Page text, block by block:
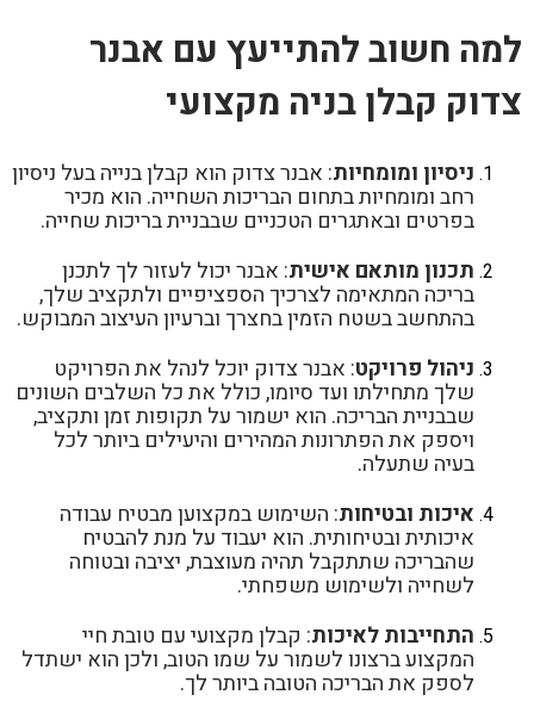
למה חשוב להתייעץ עם אבנר
צדוק קבלן בניה מקצועי
ניסיון ומומחיות: אבנר צדוק הוא קבלן בנייה בעל ניסיון
רחב ומומחיות בתחום הבריכות השחייה. הוא מכיר
בפרטים ובאתגרים הטכניים שבבניית בריכות שחייה.
תכנון מותאם אישית: אבנר יכול לעזור לך לתכנן
בריכה המתאימה לצרכיך הספציפיים ולתקציב שלך,
בהתחשב בשטח הזמין בחצרך וברעיון העיצוב המבוקש.
ניהול פרויקט: אבנר צדוק יוכל לנהל את הפרויקט
שלך מתחילתו ועד סיומו, כולל את כל השלבים השונים
שבבניית הבריכה. הוא ישמור על תקופות זמן ותקציב,
ויספק את הפתרונות המהירים והיעילים ביותר לכל
בעיה שתעלה.
איכות ובטיחות: השימוש במקצוען מבטיח עבודה
איכותית ובטיחותית. הוא יעבוד על מנת להבטיח
שהבריכה שתתקבל תהיה מעוצבת, יציבה ובטוחה
לשחייה ולשימוש משפחתי.
התחייבות לאיכות: קבלן מקצועי עם טובת חיי
המקצוע ברצונו לשמור על שמו הטוב, ולכן הוא ישתדל
לספק את הבריכה הטובה ביותר לך.